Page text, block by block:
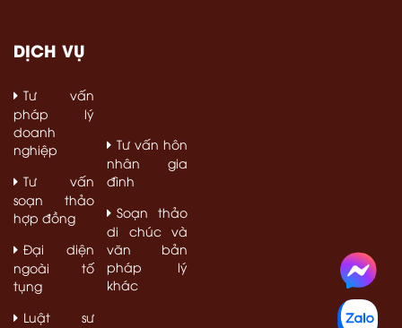
DỊCH VỤ
Tư vấn
pháp lý
doanh
nghiệp
Tư vấn
soạn thảo
hợp đồng
Đại diện
ngoài tố
tụng
Luật sư
Tư vấn hôn
nhân gia
đình
Soạn thảo
di chúc và
văn bản
pháp lý
khác